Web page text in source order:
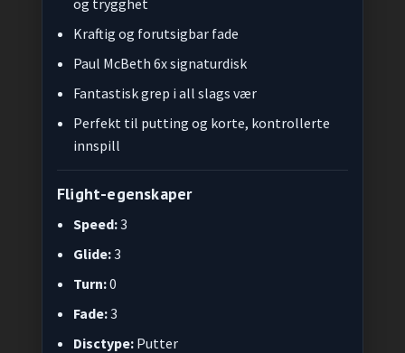
Kraftig og forutsigbar fade
Paul McBeth 6x signaturdisk
Fantastisk grep i all slags vær
Perfekt til putting og korte, kontrollerte
innspill
Flight-egenskaper
Speed:3
Glide:3
Turn:0
Fade:3
Disctype: Putter